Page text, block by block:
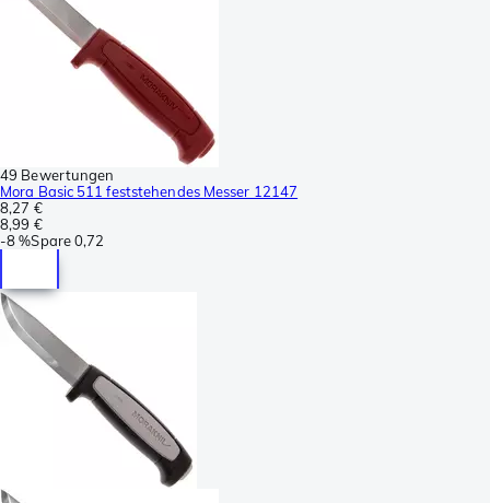
49 Bewertungen
Mora Basic 511 feststehendes Messer 12147
8,27 €
8,99 €
-8 %Spare0,72